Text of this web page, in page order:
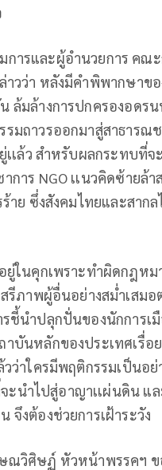
การและผู้อำนวยการ คณ
วว่า หลังมีคำพิพากษาข
ล้มล้างการปกครองอดร
มถาวรออกมาสู่สาธารณ
เเล้ว สำหรับผลกระทบที่
การ NGO เเนวคิดซ้ายล้
าย ซึ่งสังคมไทยและสาก
ในคุกเพราะทำผิดกฎหม
รีภาพผู้อื่นอย่างสม่ำเสม
ชี้นำปลุกปั่นของนักการเ
บันหลักของประเทศเรื่อ
ว่าใครมีพฤติกรรมเป็นอย่
นำไปสู่อาญาเเผ่นดิน แ
งต้องช่วยการเฝ้าระวัง
ณวิศิษฏ์ หัวหน้าพรรคฯ